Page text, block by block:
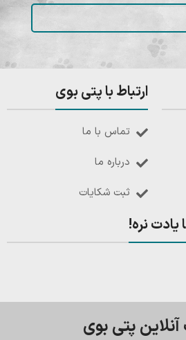
ارتباط با پتی بوی
تماس با ما
درباره ما
ثبت شکایات
نره!
پتی بوی